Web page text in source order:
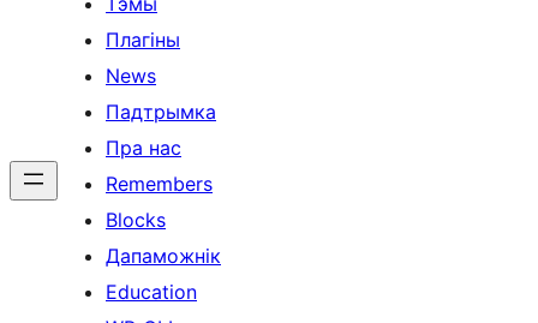
Плагіны
News
Падтрымка
Пра нас
Remembers
Blocks
Дапаможнік
Education